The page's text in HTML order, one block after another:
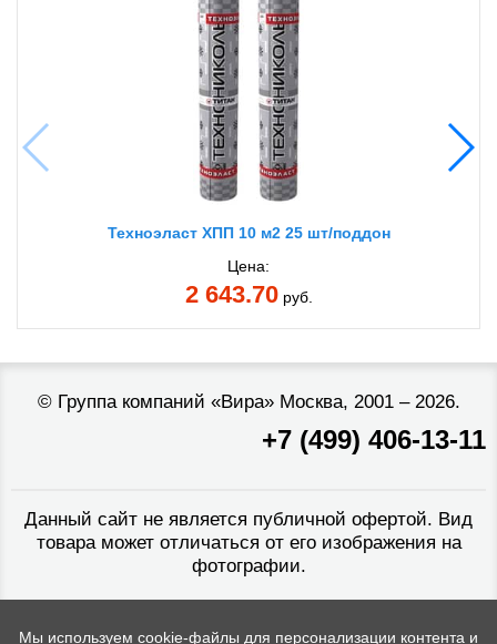
Техноэласт ХПП 10 м2 25 шт/поддон
Цена:
2 643.70руб.
© Группа компаний «Вира»Москва, 2001 – 2026.
+7 (499) 406-13-11
Данный сайт не является публичной офертой. Вид
товара может отличаться от его изображения на
фотографии.
Мы используем cookie-файлы для персонализации контента и